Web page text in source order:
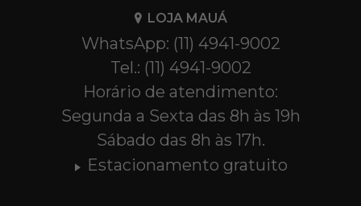
LOJA MAUÁ
WhatsApp: (11) 4941-9002
Tel.: (11) 4941-9002
Horário de atendimento:
Segunda a Sexta das 8h às 19h
Sábado das 8h às 17h.
Estacionamento gratuito